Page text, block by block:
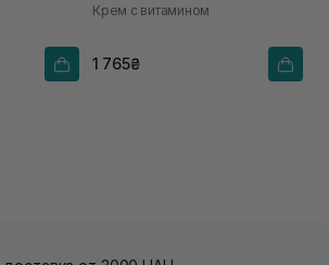
Крем с витамином
1 765₴